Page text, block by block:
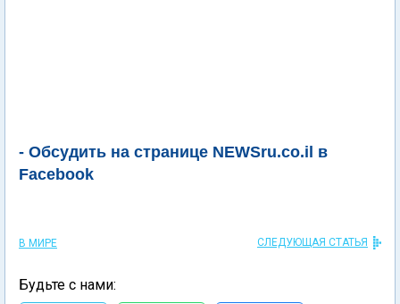
- Обсудить на странице NEWSru.co.il в
Facebook
В МИРЕ СЛЕДУЮЩАЯ СТАТЬЯ
Будьте с нами: